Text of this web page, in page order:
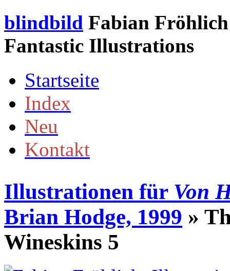
blindbild Fabian
Fantastic Illustrations
Startseite
Index
Neu
Kontakt
Illustrationen für Von
Brian Hodge, 1999 »
Wineskins 5